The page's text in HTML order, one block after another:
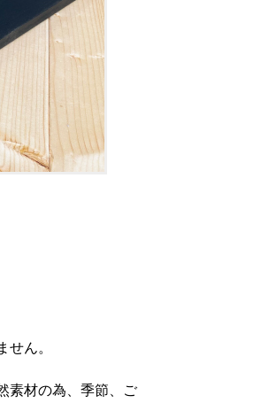
ん。
素材の為、季節、ご